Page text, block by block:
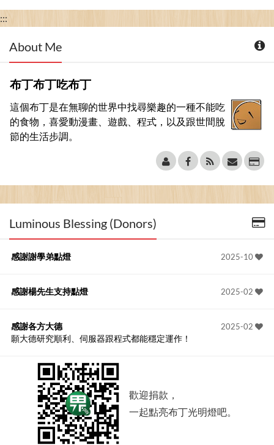
:::
About Me
布丁布丁吃布丁
這個布丁是在無聊的世界中找尋樂趣的一種不能吃
的食物，喜愛動漫畫、遊戲、程式，以及跟世間脫
節的生活步調。
Luminous Blessing (Donors)
2025-10
感謝謝學弟點燈
2025-02
感謝楊先生支持點燈
2025-02
感謝各方大德
願大德研究順利、伺服器跟程式都能穩定運作！
歡迎捐款，
一起點亮布丁光明燈吧。